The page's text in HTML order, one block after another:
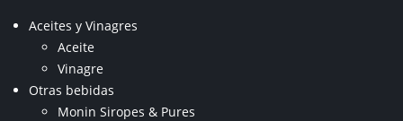
Aceites y Vinagres
Aceite
Vinagre
Otras bebidas
Monin Siropes & Pures